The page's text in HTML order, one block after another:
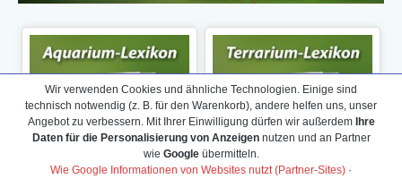
Wir verwenden Cookies und ähnliche Technologien. Einige sind
technisch notwendig (z. B. für den Warenkorb), andere helfen uns, unser
Angebot zu verbessern. Mit Ihrer Einwilligung dürfen wir außerdem Ihre
Daten für die Personalisierung von Anzeigennutzen und an Partner
wie Googleübermitteln.
Wie Google Informationen von Websites nutzt (Partner-Sites) ·